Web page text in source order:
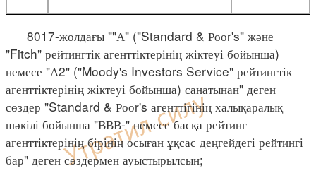
8017-жолдағы ""А" ("Standard & Рооr's" және
"Fitch" рейтингтік агенттіктерінің жіктеуі бойынша)
немесе "А2" ("Moody's Investors Service" рейтингтік
агенттіктерінің жіктеуі бойынша) санатынан" деген
сөздер "Standard & Рооr's агенттігінің халықаралық
шәкілі бойынша "ВВВ-" немесе басқа рейтинг
агенттіктерінің бірінің осыған ұқсас деңгейдегі рейтингі
бар" деген сөздермен ауыстырылсын;